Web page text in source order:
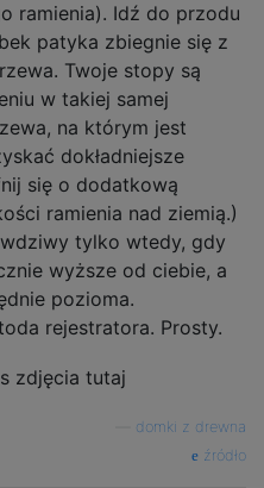
ramienia). Idź do przodu
patyka zbiegnie się z
Twoje stopy są
w takiej samej
na którym jest
dokładniejsze
się o dodatkową
ramienia nad ziemią.)
tylko wtedy, gdy
wyższe od ciebie, a
pozioma.
rejestratora. Prosty.
domki z drewna
źródło